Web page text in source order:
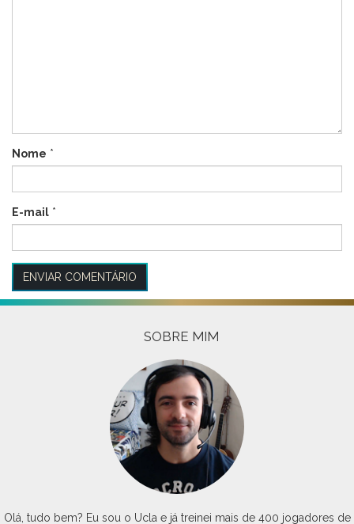
Nome *
E-mail *
SOBRE MIM
Olá, tudo bem? Eu sou o Ucla e já treinei mais de 400 jogadores de